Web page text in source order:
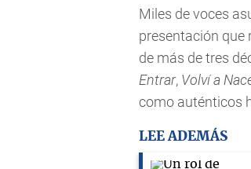
Miles de voces
presentación que
de más de tres
Entrar, Volví a
como auténticos
LEE ADEMÁS